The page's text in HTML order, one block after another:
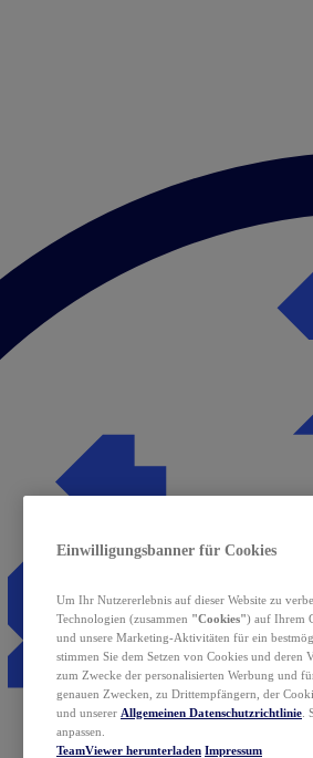
Einwilligungsbanner für Cookies
Um Ihr Nutzererlebnis auf dieser Website zu
Technologien (zusammen "Cookies") auf Ihrem
und unsere Marketing-Aktivitäten für ein
stimmen Sie dem Setzen von Cookies und deren
zum Zwecke der personalisierten Werbung und
genauen Zwecken, zu Drittempfängern, der
und unserer Allgemeinen Datenschutzrichtlinie
anpassen.
TeamViewer herunterladen Impressum